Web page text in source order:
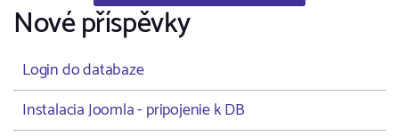
Nové příspěvky
Login do databaze
Instalacia Joomla - pripojenie k DB